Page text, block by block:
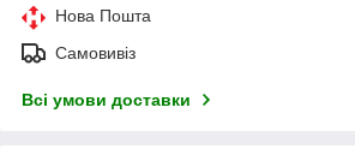
Нова Пошта
Самовивіз
Всі умови доставки